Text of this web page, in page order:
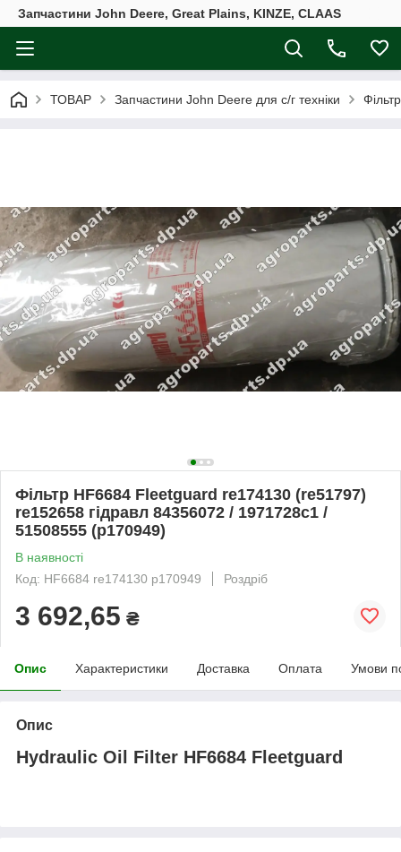
Запчастини John Deere, Great Plains, KINZE, CLAAS
ТОВАР Запчастини John Deere для с/г техніки
Фільтр HF6684 Fleetguard re174130 (re51797)
re152658 гідравл 84356072 / 1971728c1 /
51508555 (p170949)
В наявності
Код: HF6684 re174130 p170949
Роздріб
3 692,65 ₴
Опис Характеристики Доставка Оплата Умови
Опис
Hydraulic Oil Filter HF6684 Fleetguard